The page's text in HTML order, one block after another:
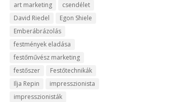
art marketing
csendélet
David Riedel
Egon Shiele
Emberábrázolás
festmények eladása
festőművész marketing
festőszer
Festőtechnikák
Ilja Repin
impresszionista
impresszionisták